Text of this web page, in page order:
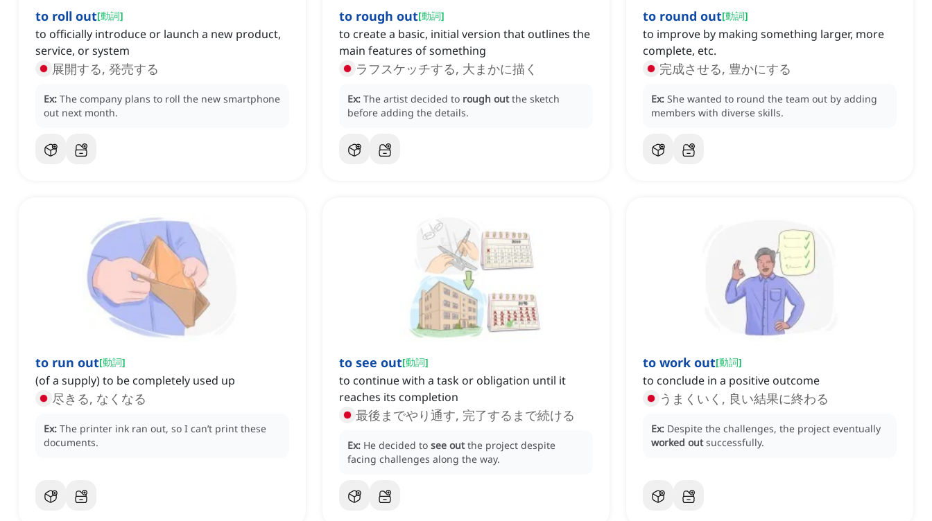
to roll out[動詞]
to officially introduce or launch a new product,
service, or system
展開する, 発売する
Ex: The company plans to roll the new smartphone
out next month.
to rough out[動詞]
to create a basic, initial version that outlines the
main features of something
ラフスケッチする, 大まかに描く
Ex: The artist decided to rough out the sketch
before adding the details.
to round out[動詞]
to improve by making something larger, more
complete, etc.
完成させる, 豊かにする
Ex: She wanted to round the team out by adding
members with diverse skills.
to run out[動詞]
(of a supply) to be completely used up
尽きる, なくなる
Ex: The printer ink ran out, so I can’t print these
documents.
to see out[動詞]
to continue with a task or obligation until it
reaches its completion
最後までやり通す, 完了するまで続ける
Ex: He decided to see out the project despite
facing challenges along the way.
to work out[動詞]
to conclude in a positive outcome
うまくいく, 良い結果に終わる
Ex: Despite the challenges, the project eventually
worked out successfully.